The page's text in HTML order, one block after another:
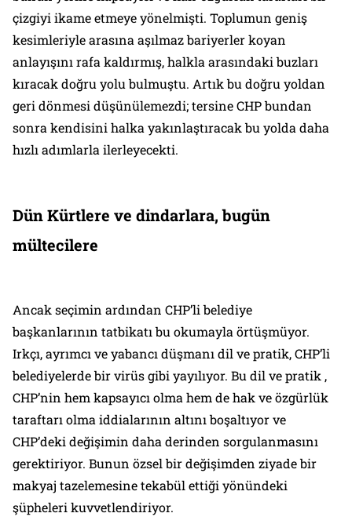
çizgiyi ikame etmeye yönelmişti. Toplumun geniş
kesimleriyle arasına aşılmaz bariyerler koyan
anlayışını rafa kaldırmış, halkla arasındaki buzları
kıracak doğru yolu bulmuştu. Artık bu doğru yoldan
geri dönmesi düşünülemezdi; tersine CHP bundan
sonra kendisini halka yakınlaştıracak bu yolda daha
hızlı adımlarla ilerleyecekti.
Dün Kürtlere ve dindarlara, bugün
mültecilere
Ancak seçimin ardından CHP’li belediye
başkanlarının tatbikatı bu okumayla örtüşmüyor.
Irkçı, ayrımcı ve yabancı düşmanı dil ve pratik, CHP’li
belediyelerde bir virüs gibi yayılıyor. Bu dil ve pratik ,
CHP’nin hem kapsayıcı olma hem de hak ve özgürlük
taraftarı olma iddialarının altını boşaltıyor ve
CHP’deki değişimin daha derinden sorgulanmasını
gerektiriyor. Bunun özsel bir değişimden ziyade bir
makyaj tazelemesine tekabül ettiği yönündeki
şüpheleri kuvvetlendiriyor.